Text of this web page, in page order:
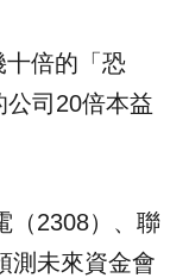
十倍的「恐
司20倍本益
（2308）、聯
測未來資金會